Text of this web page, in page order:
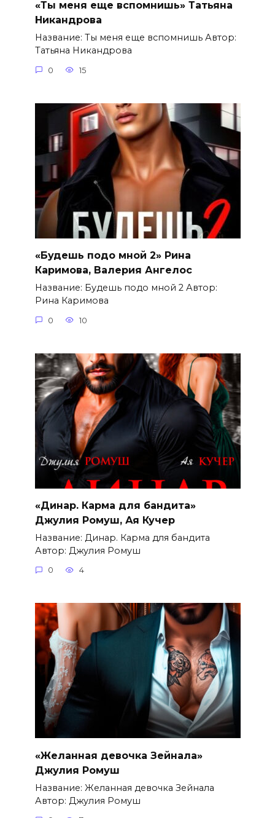
«Ты меня еще вспомнишь» Татьяна
Никандрова
Название: Ты меня еще вспомнишь Автор:
Татьяна Никандрова
0 15
«Будешь подо мной 2» Рина
Каримова, Валерия Ангелос
Название: Будешь подо мной 2 Автор:
Рина Каримова
0 10
«Динар. Карма для бандита»
Джулия Ромуш, Ая Кучер
Название: Динар. Карма для бандита
Автор: Джулия Ромуш
0 4
«Желанная девочка Зейнала»
Джулия Ромуш
Название: Желанная девочка Зейнала
Автор: Джулия Ромуш